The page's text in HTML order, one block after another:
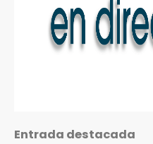
Entrada destacada